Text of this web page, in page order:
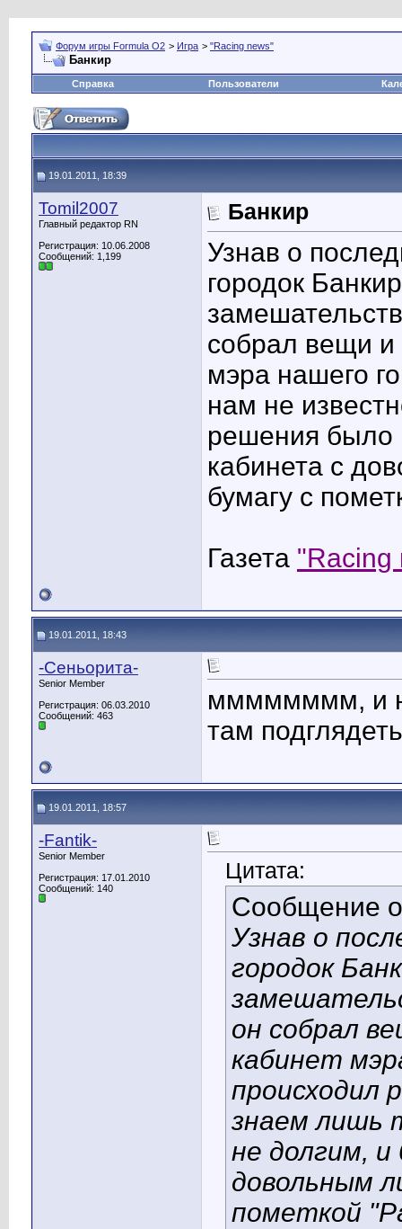
Форум игры Formula O2 > Игра > "Racing news"
Банкир
Справка Пользователи
19.01.2011, 18:39
Tomil2007
Главный редактор RN
Регистрация: 10.06.2008
Сообщений: 1,199
Банкир
Узнав о
городок
собрал вещи и
мэра нашего
нам не
решения было
кабинета с
бумагу с
Газета "Racing
19.01.2011, 18:43
-Сеньорита-
Senior Member
Регистрация: 06.03.2010
Сообщений: 463
мммммммм, и
там
19.01.2011, 18:57
-Fantik-
Senior Member
Регистрация: 17.01.2010
Сообщений: 140
Цитата:
Сообщение
Узнав о
городок
он собрал
кабинет
происходил
знаем лишь
не долгим,
довольным
пометкой